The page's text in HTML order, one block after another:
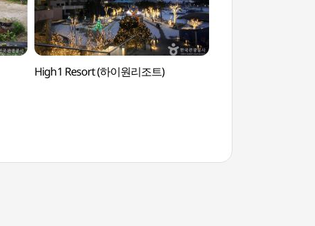
High1 Resort (하이원리조트)